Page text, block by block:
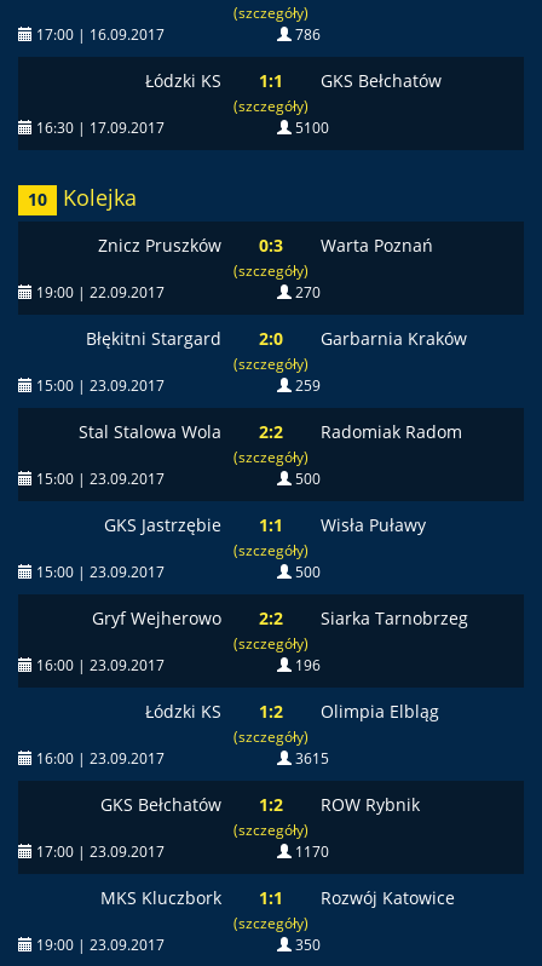
(szczegóły)
17:00 | 16.09.2017 786
Łódzki KS 1:1
(szczegóły)
GKS Bełchatów
16:30 | 17.09.2017 5100
10 Kolejka
Znicz Pruszków 0:3
(szczegóły)
Warta Poznań
19:00 | 22.09.2017 270
Błękitni Stargard 2:0
(szczegóły)
Garbarnia Kraków
15:00 | 23.09.2017 259
Stal Stalowa Wola 2:2
(szczegóły)
Radomiak Radom
15:00 | 23.09.2017 500
GKS Jastrzębie 1:1
(szczegóły)
Wisła Puławy
15:00 | 23.09.2017 500
Gryf Wejherowo 2:2
(szczegóły)
Siarka Tarnobrzeg
16:00 | 23.09.2017 196
Łódzki KS 1:2
(szczegóły)
Olimpia Elbląg
16:00 | 23.09.2017 3615
GKS Bełchatów 1:2
(szczegóły)
ROW Rybnik
17:00 | 23.09.2017 1170
MKS Kluczbork 1:1
(szczegóły)
Rozwój Katowice
19:00 | 23.09.2017 350